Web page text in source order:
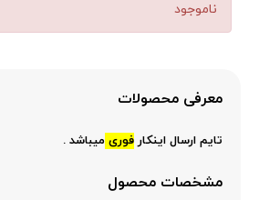
ناموجود
معرفی محصولات
تایم ارسال اینکار فوری میباشد .
مشخصات محصول